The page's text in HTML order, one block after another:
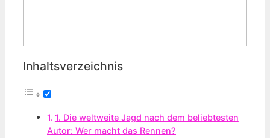
Inhaltsverzeichnis
1. Die weltweite Jagd nach dem beliebtesten
Autor: Wer macht das Rennen?